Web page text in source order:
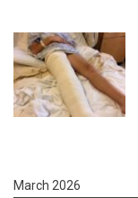
March 2026